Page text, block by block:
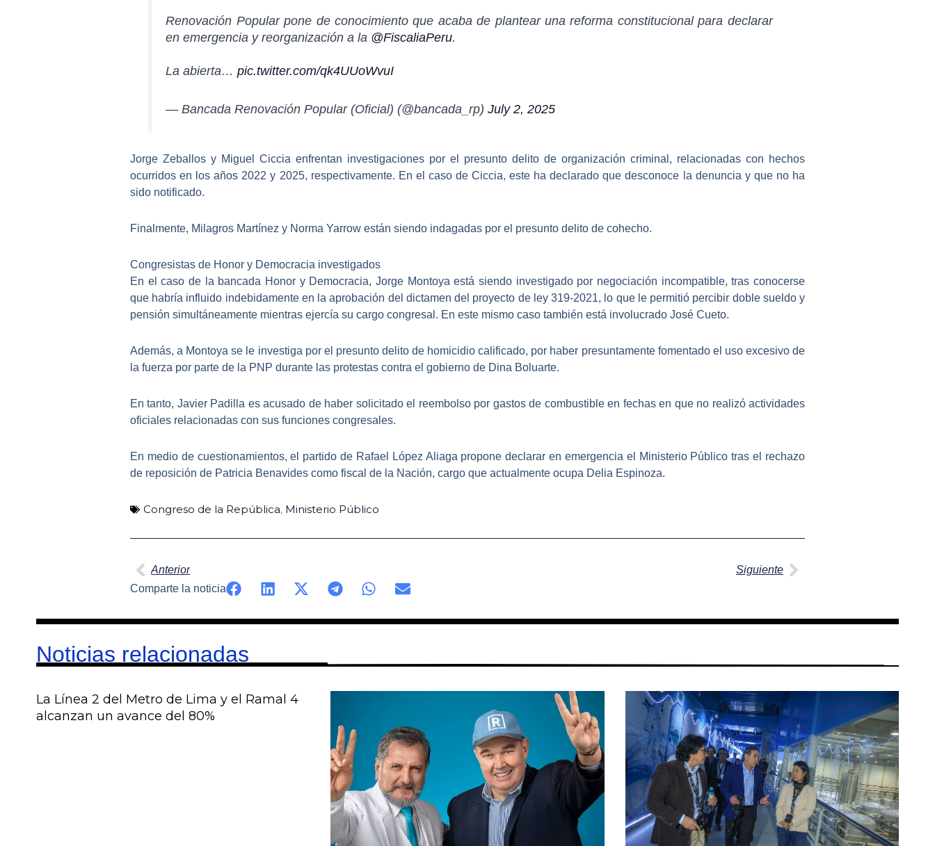
Renovación Popular pone de conocimiento que acaba de plantear una reforma constitucional para declarar
en emergencia y reorganización a la @FiscaliaPeru.
La abierta…pic.twitter.com/qk4UUoWvuI
— Bancada Renovación Popular (Oficial) (@bancada_rp)July 2, 2025
Jorge Zeballos y Miguel Ciccia enfrentan investigaciones por el presunto delito de organización criminal, relacionadas con hechos
ocurridos en los años 2022 y 2025, respectivamente. En el caso de Ciccia, este ha declarado que desconoce la denuncia y que no ha
sido notificado.
Finalmente, Milagros Martínez y Norma Yarrow están siendo indagadas por el presunto delito de cohecho.
Congresistas de Honor y Democracia investigados
En el caso de la bancada Honor y Democracia, Jorge Montoya está siendo investigado por negociación incompatible, tras conocerse
que habría influido indebidamente en la aprobación del dictamen del proyecto de ley 319-2021, lo que le permitió percibir doble sueldo y
pensión simultáneamente mientras ejercía su cargo congresal. En este mismo caso también está involucrado José Cueto.
Además,a Montoya se le investiga por el presunto delito de homicidio calificado, por haber presuntamente fomentado el uso excesivo de
la fuerza por parte de la PNP durante las protestas contra el gobierno de Dina Boluarte.
En tanto, Javier Padilla es acusado de haber solicitado el reembolso por gastos de combustibleen fechas en que no realizó actividades
oficiales relacionadas con sus funciones congresales.
En medio de cuestionamientos, el partido de Rafael López Aliaga propone declarar en emergencia el Ministerio Público tras el rechazo
de reposición de Patricia Benavides como fiscal de la Nación, cargo que actualmente ocupa Delia Espinoza.
Congreso de la República, Ministerio Público
Anterior Siguiente
Comparte la noticia
Noticias relacionadas
La Línea 2 del Metro de Lima y el Ramal 4
alcanzan un avance del 80%
PáginaPáginaPágina
Página
Página